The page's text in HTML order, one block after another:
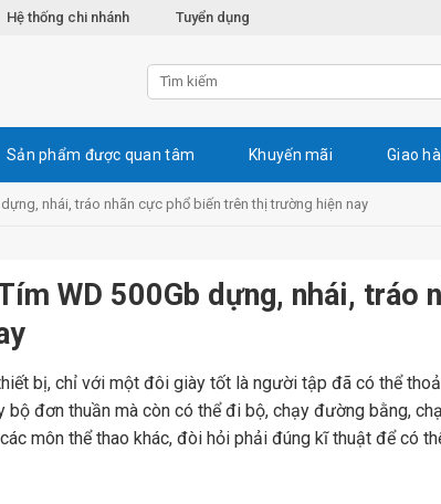
Hệ thống chi nhánh Tuyển dụng
Sản phẩm được quan tâm Khuyến mãi Giao
nhái, tráo nhãn cực phổ biến trên thị trường hiện nay
WD 500Gb dựng, nhái, tráo
bị, chỉ với một đôi giày tốt là người tập đã có thể
bộ đơn thuần mà còn có thể đi bộ, chạy đường bằng,
môn thể thao khác, đòi hỏi phải đúng kĩ thuật để có